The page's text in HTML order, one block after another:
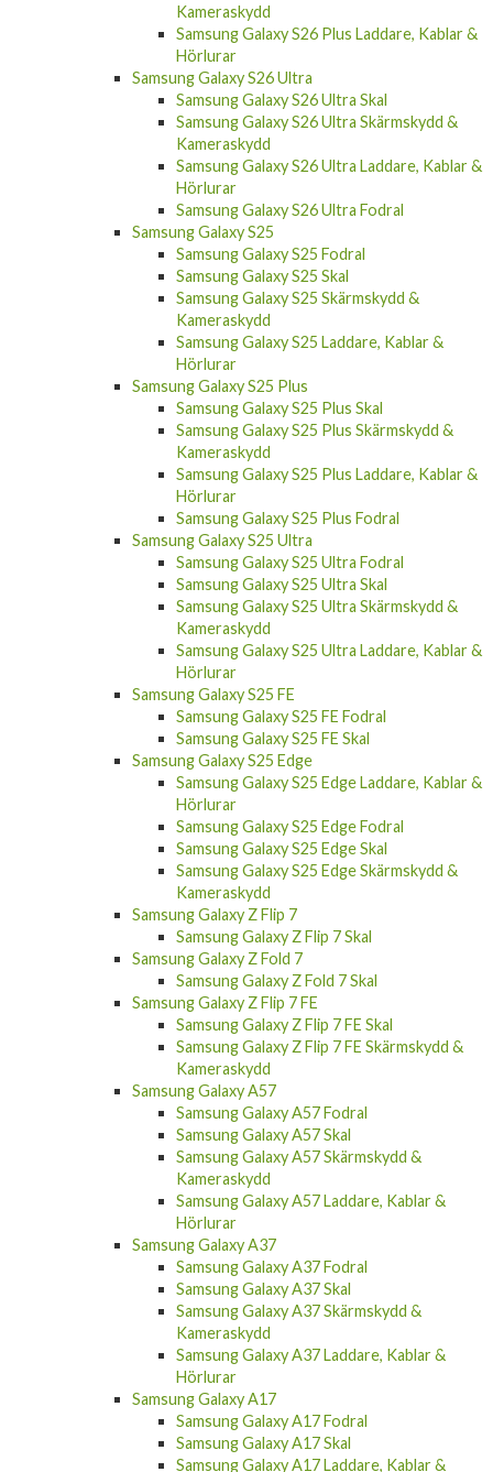
Kameraskydd
Samsung Galaxy S26 Plus Laddare, Kablar &
Hörlurar
Samsung Galaxy S26 Ultra
Samsung Galaxy S26 Ultra Skal
Samsung Galaxy S26 Ultra Skärmskydd &
Kameraskydd
Samsung Galaxy S26 Ultra Laddare, Kablar &
Hörlurar
Samsung Galaxy S26 Ultra Fodral
Samsung Galaxy S25
Samsung Galaxy S25 Fodral
Samsung Galaxy S25 Skal
Samsung Galaxy S25 Skärmskydd &
Kameraskydd
Samsung Galaxy S25 Laddare, Kablar &
Hörlurar
Samsung Galaxy S25 Plus
Samsung Galaxy S25 Plus Skal
Samsung Galaxy S25 Plus Skärmskydd &
Kameraskydd
Samsung Galaxy S25 Plus Laddare, Kablar &
Hörlurar
Samsung Galaxy S25 Plus Fodral
Samsung Galaxy S25 Ultra
Samsung Galaxy S25 Ultra Fodral
Samsung Galaxy S25 Ultra Skal
Samsung Galaxy S25 Ultra Skärmskydd &
Kameraskydd
Samsung Galaxy S25 Ultra Laddare, Kablar &
Hörlurar
Samsung Galaxy S25 FE
Samsung Galaxy S25 FE Fodral
Samsung Galaxy S25 FE Skal
Samsung Galaxy S25 Edge
Samsung Galaxy S25 Edge Laddare, Kablar &
Hörlurar
Samsung Galaxy S25 Edge Fodral
Samsung Galaxy S25 Edge Skal
Samsung Galaxy S25 Edge Skärmskydd &
Kameraskydd
Samsung Galaxy Z Flip 7
Samsung Galaxy Z Flip 7 Skal
Samsung Galaxy Z Fold 7
Samsung Galaxy Z Fold 7 Skal
Samsung Galaxy Z Flip 7 FE
Samsung Galaxy Z Flip 7 FE Skal
Samsung Galaxy Z Flip 7 FE Skärmskydd &
Kameraskydd
Samsung Galaxy A57
Samsung Galaxy A57 Fodral
Samsung Galaxy A57 Skal
Samsung Galaxy A57 Skärmskydd &
Kameraskydd
Samsung Galaxy A57 Laddare, Kablar &
Hörlurar
Samsung Galaxy A37
Samsung Galaxy A37 Fodral
Samsung Galaxy A37 Skal
Samsung Galaxy A37 Skärmskydd &
Kameraskydd
Samsung Galaxy A37 Laddare, Kablar &
Hörlurar
Samsung Galaxy A17
Samsung Galaxy A17 Fodral
Samsung Galaxy A17 Skal
Samsung Galaxy A17 Laddare, Kablar &